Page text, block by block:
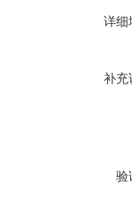
详细
补充
验